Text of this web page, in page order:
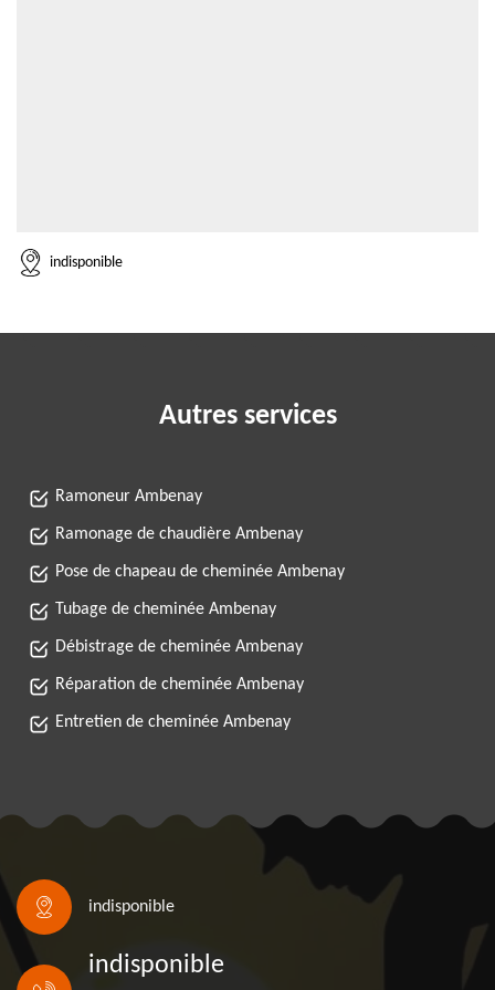
indisponible
Autres services
Ramoneur Ambenay
Ramonage de chaudière Ambenay
Pose de chapeau de cheminée Ambenay
Tubage de cheminée Ambenay
Débistrage de cheminée Ambenay
Réparation de cheminée Ambenay
Entretien de cheminée Ambenay
indisponible
indisponible